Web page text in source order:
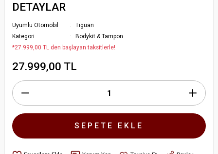
DETAYLAR
Uyumlu Otomobil
Tiguan
Kategori
Bodykit & Tampon
*27.999,00 TL den başlayan taksitlerle!
27.999,00 TL
SEPETE EKLE